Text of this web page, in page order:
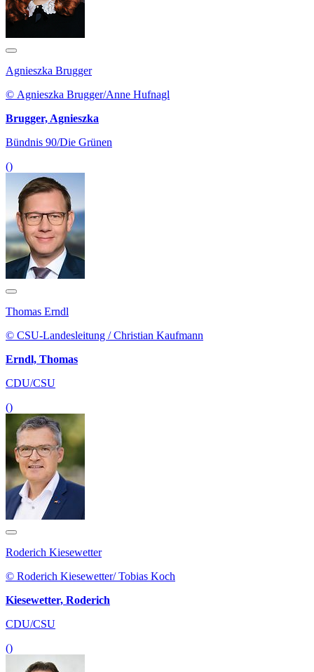
Agnieszka Brugger
© Agnieszka Brugger/Anne Hufnagl
Brugger, Agnieszka
Bündnis 90/Die Grünen
()
Thomas Erndl
© CSU-Landesleitung / Christian Kaufmann
Erndl, Thomas
CDU/CSU
()
Roderich Kiesewetter
© Roderich Kiesewetter/ Tobias Koch
Kiesewetter, Roderich
CDU/CSU
()